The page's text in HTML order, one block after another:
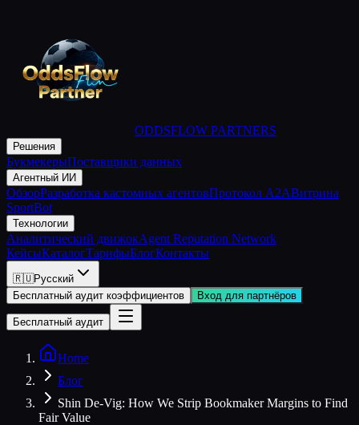
ODDSFLOW PARTNERS
Решения
БукмекерыПоставщики данных
Агентный ИИ
ОбзорРазработка кастомных агентовПротокол A2AВитрина
SportBot
Технологии
Аналитический движокAgent Reputation Network
КейсыКаталогТарифыБлогКонтакты
🇷🇺Русский
Бесплатный аудит коэффициентов
Вход для партнёров
Бесплатный аудит
Home
Блог
Shin De-Vig: How We Strip Bookmaker Margins to Find
Fair Value